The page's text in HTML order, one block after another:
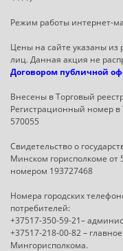
Режим работы интернет-
Цены на сайте указаны из
лиц. Данная акция не
Договором публичной
Внесены в Торговый
Регистрационный номер в
570055
Свидетельство о
Минском горисполкоме от
номером 193727468
Номера городских
потребителей:
+37517-350-59-21–
+37517-218-00-82 –
Мингорисполкома.